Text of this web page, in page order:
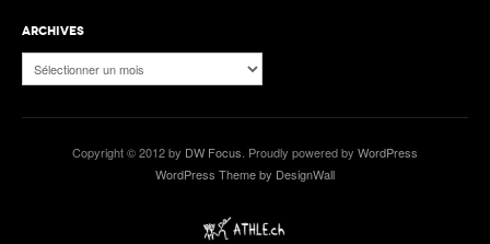
ARCHIVES
Archives
Copyright © 2012 by DW Focus . Proudly powered by WordPress
WordPress Theme by DesignWall